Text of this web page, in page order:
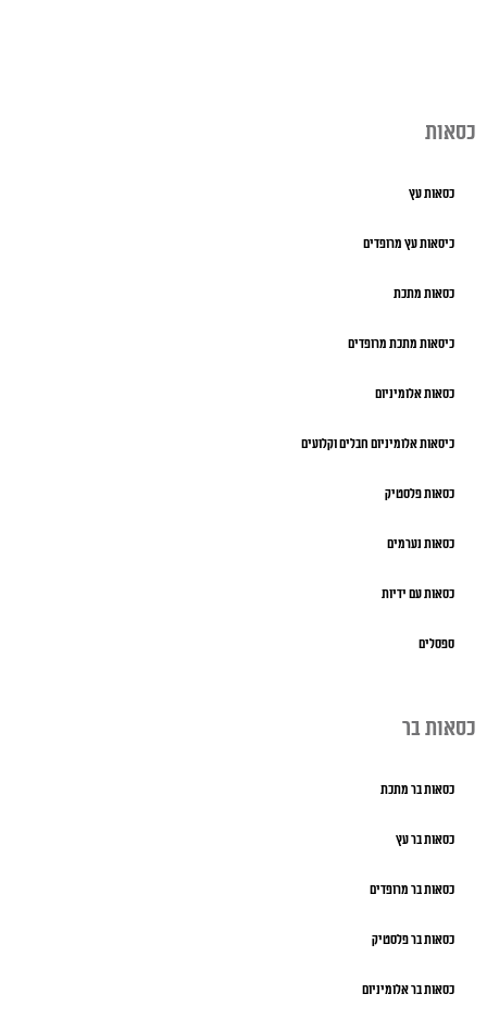
כסאות
כסאות עץ
כיסאות עץ מרופדים
כסאות מתכת
כיסאות מתכת מרופדים
כסאות אלומיניום
כיסאות אלומיניום חבלים וקלועים
כסאות פלסטיק
כסאות נערמים
כסאות עם ידיות
ספסלים
כסאות בר
כסאות בר מתכת
כסאות בר עץ
כסאות בר מרופדים
כסאות בר פלסטיק
כסאות בר אלומיניום